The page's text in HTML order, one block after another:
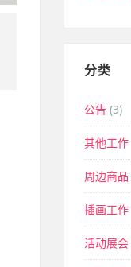
分类
公告 (3)
其他工作
周边商品
插画工作
活动展会